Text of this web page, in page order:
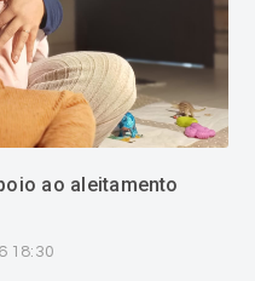
ao aleitamento
18:30